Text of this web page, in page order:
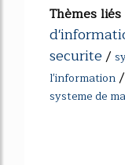
Thèmes liés
securite/
l'information/
systeme de